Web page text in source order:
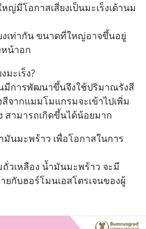
มีโอกาสเสี่ยงเป็นมะเร็งเต้านม
เท่ากัน ขนาดที่ใหญ่อาจขึ้นอยู่
น้าอก
มะเร็ง?
มีการพัฒนาขึ้นจึงใช้ปริมาณรังสี
จากแมมโมแกรมจะเข้าไปเพิ่ม
สามารถเกิดขึ้นได้น้อยมาก
มันมะพร้าว เพื่อโอกาสในการ
วเหลือง น้ำมันมะพร้าว จะมี
กับฮอร์โมนเอสโตรเจนของผู้